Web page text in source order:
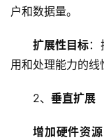
户和数据量。
扩展性目标
用和处理能力的线
2、 垂直扩展
增加硬件资源